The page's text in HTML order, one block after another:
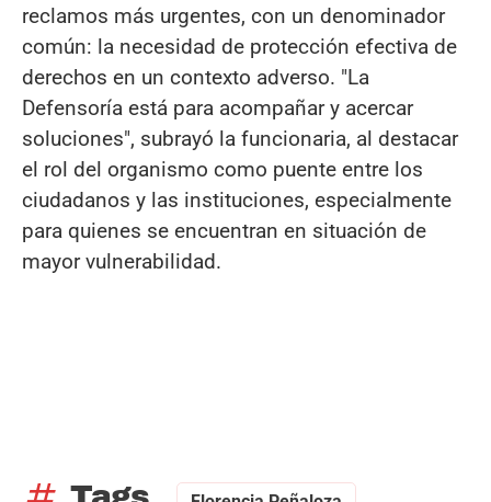
reclamos más urgentes, con un denominador
común: la necesidad de protección efectiva de
derechos en un contexto adverso. "La
Defensoría está para acompañar y acercar
soluciones", subrayó la funcionaria, al destacar
el rol del organismo como puente entre los
ciudadanos y las instituciones, especialmente
para quienes se encuentran en situación de
mayor vulnerabilidad.